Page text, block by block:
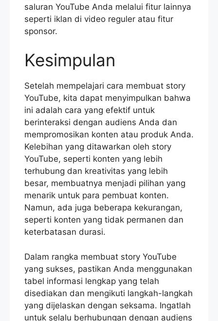
saluran YouTube Anda melalui fitur lainnya
seperti iklan di video reguler atau fitur
sponsor.
Kesimpulan
Setelah mempelajari cara membuat story
YouTube, kita dapat menyimpulkan bahwa
ini adalah cara yang efektif untuk
berinteraksi dengan audiens Anda dan
mempromosikan konten atau produk Anda.
Kelebihan yang ditawarkan oleh story
YouTube, seperti konten yang lebih
terhubung dan kreativitas yang lebih
besar, membuatnya menjadi pilihan yang
menarik untuk para pembuat konten.
Namun, ada juga beberapa kekurangan,
seperti konten yang tidak permanen dan
keterbatasan durasi.
Dalam rangka membuat story YouTube
yang sukses, pastikan Anda menggunakan
tabel informasi lengkap yang telah
disediakan dan mengikuti langkah-langkah
yang dijelaskan dengan seksama. Ingatlah
untuk selalu berhubungan dengan audiens